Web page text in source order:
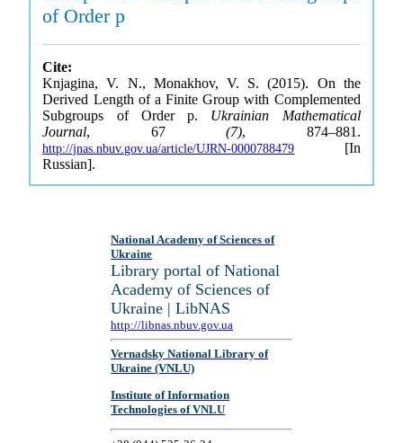
of Order p
Cite:
Knjagina, V. N., Monakhov, V. S. (2015). On the
Derived Length of a Finite Group with Complemented
Subgroups of Order p. Ukrainian Mathematical
Journal, 67(7), 874–881.
http://jnas.nbuv.gov.ua/article/UJRN-0000788479 [In
Russian].
National Academy of Sciences of
Ukraine
Library portal of National
Academy of Sciences of
Ukraine | LibNAS
http://libnas.nbuv.gov.ua
Vernadsky National Library of
Ukraine (VNLU)
Institute of Information
Technologies of VNLU